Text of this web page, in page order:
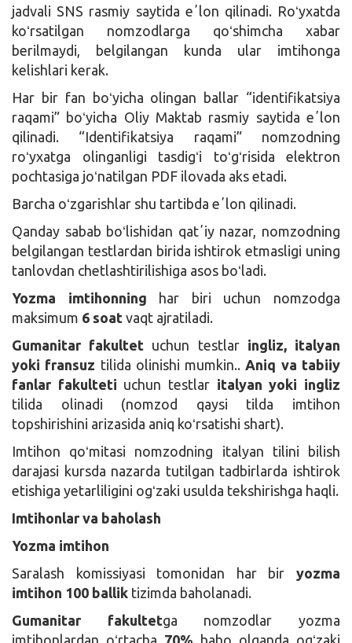
jadvali SNS rasmiy saytida eʼlon qilinadi. Roʻyxatda
koʻrsatilgan nomzodlarga qoʻshimcha xabar
berilmaydi, belgilangan kunda ular imtihonga
kelishlari kerak.
Har bir fan boʻyicha olingan ballar “identifikatsiya
raqami” boʻyicha Oliy Maktab rasmiy saytida eʼlon
qilinadi. “Identifikatsiya raqami” nomzodning
roʻyxatga olinganligi tasdigʻi toʻgʻrisida elektron
pochtasiga joʻnatilgan PDF ilovada aks etadi.
Barcha oʻzgarishlar shu tartibda eʼlon qilinadi.
Qanday sabab boʻlishidan qatʼiy nazar, nomzodning
belgilangan testlardan birida ishtirok etmasligi uning
tanlovdan chetlashtirilishiga asos boʻladi.
Yozma imtihonning har biri uchun nomzodga
maksimum 6 soat vaqt ajratiladi.
Gumanitar fakultet uchun testlar ingliz, italyan
yoki fransuz tilida olinishi mumkin.. Aniq va tabiiy
fanlar fakulteti uchun testlar italyan yoki ingliz
tilida olinadi (nomzod qaysi tilda imtihon
topshirishini arizasida aniq koʻrsatishi shart).
Imtihon qoʻmitasi nomzodning italyan tilini bilish
darajasi kursda nazarda tutilgan tadbirlarda ishtirok
etishiga yetarliligini ogʻzaki usulda tekshirishga haqli.
Imtihonlar va baholash
Yozma imtihon
Saralash komissiyasi tomonidan har bir yozma
imtihon 100 ballik tizimda baholanadi.
Gumanitar fakultetga nomzodlar yozma
imtihonlardan oʻrtacha 70% baho olganda ogʻzaki